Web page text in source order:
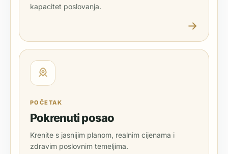
kapacitet poslovanja.
POČETAK
Pokrenuti posao
Krenite s jasnijim planom, realnim cijenama i
zdravim poslovnim temeljima.